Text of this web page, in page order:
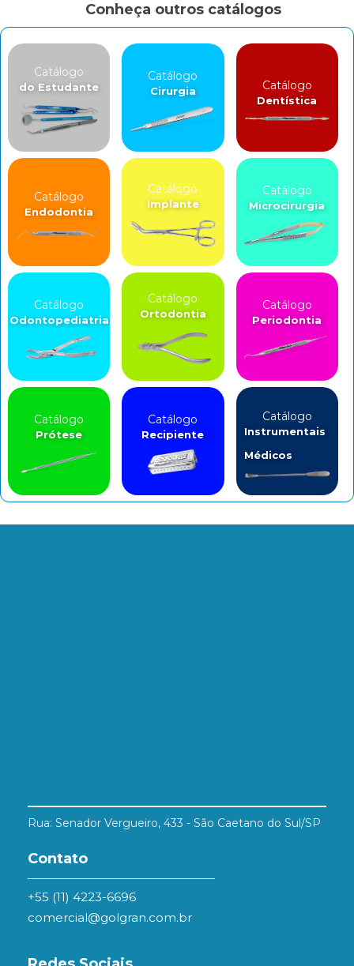
Conheça outros catálogos
Catálogo
do Estudante
Catálogo
Cirurgia Catálogo
Dentística
Catálogo
Endodontia
Catálogo
Implante
Catálogo
Microcirurgia
Catálogo
Odontopediatria
Catálogo
Ortodontia
Catálogo
Periodontia
Catálogo
Prótese
Catálogo
Recipiente
Catálogo
Instrumentais
Médicos
Rua: Senador Vergueiro, 433 - São Caetano do Sul/SP
Contato
+55 (11) 4223-6696
comercial@golgran.com.br